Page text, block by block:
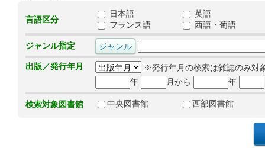
言語区分
日本語
英語
フランス語
西語・葡語
ジャンル指定
出版／発行年月
※発行年月の検索は雑誌のみ対
年
月から 年
検索対象図書館 中央図書館 西部図書館